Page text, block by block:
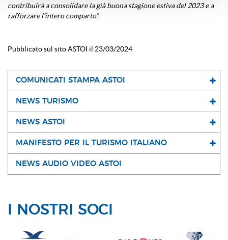
contribuirà a consolidare la già buona stagione estiva del 2023 e a
rafforzare l’intero comparto”.
Pubblicato sul sito ASTOI il 23/03/2024
COMUNICATI STAMPA ASTOI
NEWS TURISMO
NEWS ASTOI
MANIFESTO PER IL TURISMO ITALIANO
NEWS AUDIO VIDEO ASTOI
I NOSTRI SOCI